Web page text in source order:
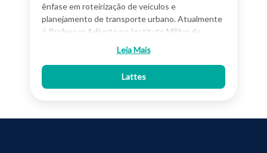
ênfase em roteirização de veículos e
planejamento de transporte urbano. Atualmente
é Professor Adjunto no Instituto Militar de
disciplinas de Gestão Ambiental, Ciências do
Ambiente, Transportes e Métodos de
Otimização. No curso de pós-graduação em
Planejamento de Transportes e Avaliação e
Leia Mais
Lattes